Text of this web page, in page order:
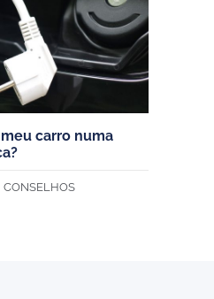
carro numa
CONSELHOS